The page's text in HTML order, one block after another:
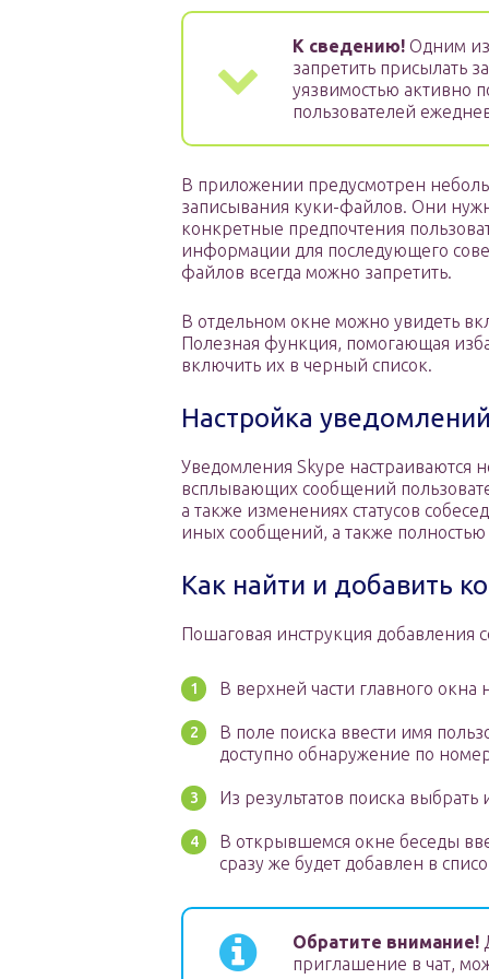
К сведению! Одним из
запретить присылать
уязвимостью активно
пользователей
В приложении предусмотрен
записывания куки-файлов. Они
конкретные предпочтения
информации для последующего
файлов всегда можно запретить.
В отдельном окне можно увидеть
Полезная функция, помогающая
включить их в черный список.
Настройка
Уведомления Skype настраиваются
всплывающих сообщений
а также изменениях статусов
иных сообщений, а также
Как найти и добавить
Пошаговая инструкция добавления
В верхней части главного
В поле поиска ввести имя
доступно обнаружение по
Из результатов поиска
В открывшемся окне беседы
сразу же будет добавлен в
Обратите внимание!
приглашение в чат,